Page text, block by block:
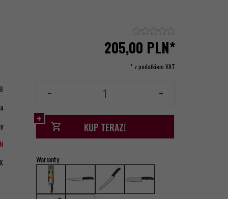
205,00 PLN*
* z podatkiem VAT
KUP TERAZ!
Warianty